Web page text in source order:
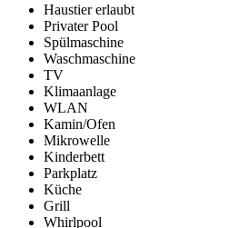
Haustier erlaubt
Privater Pool
Spülmaschine
Waschmaschine
TV
Klimaanlage
WLAN
Kamin/Ofen
Mikrowelle
Kinderbett
Parkplatz
Küche
Grill
Whirlpool